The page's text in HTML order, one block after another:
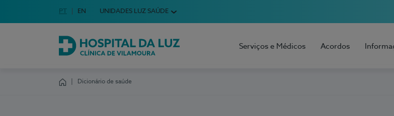
Escolha o seu idioma
Idioma em Português
PT English Language
EN UNIDADES LUZ SAÚDE
Hospital da Luz Clínica de Vilamoura
Serviços e Médicos Acordos
Dicionário de saúde